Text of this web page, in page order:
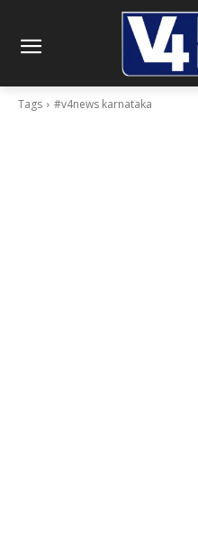
Tags #v4news karnataka